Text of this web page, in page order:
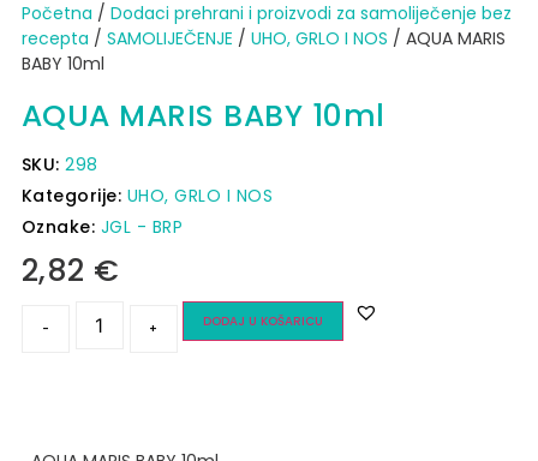
Početna / Dodaci prehrani i proizvodi za samoliječenje bez
recepta / SAMOLIJEČENJE / UHO, GRLO I NOS / AQUA MARIS
BABY 10ml
AQUA MARIS BABY 10ml
SKU:298
Kategorije: UHO, GRLO I NOS
Oznake: JGL - BRP
2,82 €
- + DODAJ U KOŠARICU